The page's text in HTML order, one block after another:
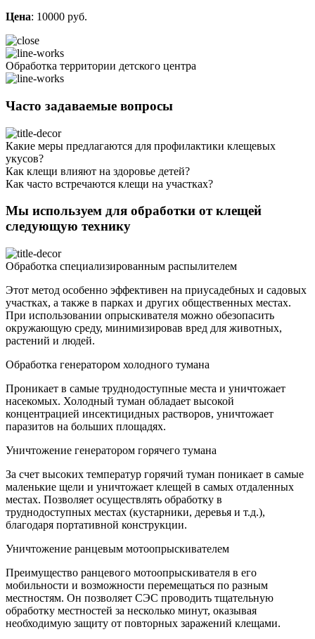
Цена: 10000 руб.
Обработка территории детского центра
Часто задаваемые вопросы
Какие меры предлагаются для профилактики клещевых
укусов?
Как клещи влияют на здоровье детей?
Как часто встречаются клещи на участках?
Мы используем для обработки от клещей
следующую технику
Обработка специализированным распылителем
Этот метод особенно эффективен на приусадебных и садовых
участках, а также в парках и других общественных местах.
При использовании опрыскивателя можно обезопасить
окружающую среду, минимизировав вред для животных,
растений и людей.
Обработка генератором холодного тумана
Проникает в самые труднодоступные места и уничтожает
насекомых. Холодный туман обладает высокой
концентрацией инсектицидных растворов, уничтожает
паразитов на больших площадях.
Уничтожение генератором горячего тумана
За счет высоких температур горячий туман поникает в самые
маленькие щели и уничтожает клещей в самых отдаленных
местах. Позволяет осуществлять обработку в
труднодоступных местах (кустарники, деревья и т.д.),
благодаря портативной конструкции.
Уничтожение ранцевым мотоопрыскивателем
Преимущество ранцевого мотоопрыскивателя в его
мобильности и возможности перемещаться по разным
местностям. Он позволяет СЭС проводить тщательную
обработку местностей за несколько минут, оказывая
необходимую защиту от повторных заражений клещами.